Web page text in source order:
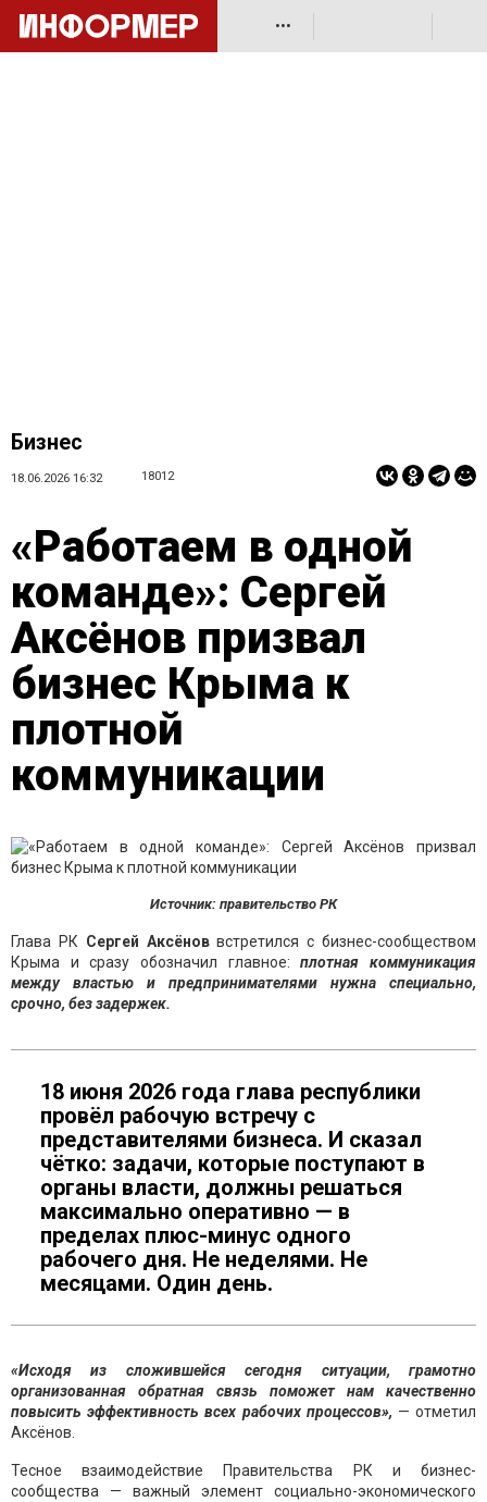
•••
Бизнес
18.06.2026 16:32 18012
«Работаем в одной
команде»: Сергей
Аксёнов призвал
бизнес Крыма к
плотной
коммуникации
Источник: правительство РК
Глава РК Сергей Аксёноввстретился с бизнес-сообществом
Крыма и сразу обозначил главное:плотная коммуникация
между властью и предпринимателями нужна специально,
срочно, без задержек.
18 июня 2026 года глава республики
провёл рабочую встречу с
представителями бизнеса. И сказал
чётко: задачи, которые поступают в
органы власти, должны решаться
максимально оперативно — в
пределах плюс-минус одного
рабочего дня. Не неделями. Не
месяцами. Один день.
«Исходя из сложившейся сегодня ситуации, грамотно
организованная обратная связь поможет нам качественно
повысить эффективность всех рабочих процессов», — отметил
Аксёнов.
Тесное взаимодействие Правительства РК и бизнес-
сообщества — важный элемент социально-экономического